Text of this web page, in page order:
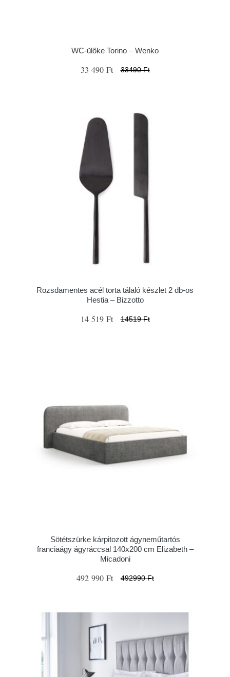
WC-ülőke Torino – Wenko
33 490 Ft 33490 Ft
Rozsdamentes acél torta tálaló készlet 2 db-os
Hestia – Bizzotto
14 519 Ft 14519 Ft
Sötétszürke kárpitozott ágyneműtartós
franciaágy ágyráccsal 140x200 cm Elizabeth –
Micadoni
492 990 Ft 492990 Ft